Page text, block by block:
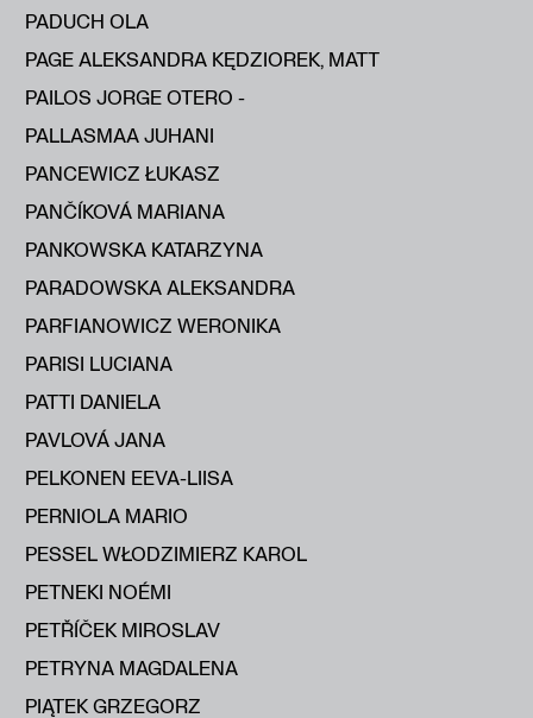
PADUCH OLA
PAGE ALEKSANDRA KĘDZIOREK, MATT
PAILOS JORGE OTERO -
PALLASMAA JUHANI
PANCEWICZ ŁUKASZ
PANČÍKOVÁ MARIANA
PANKOWSKA KATARZYNA
PARADOWSKA ALEKSANDRA
PARFIANOWICZ WERONIKA
PARISI LUCIANA
PATTI DANIELA
PAVLOVÁ JANA
PELKONEN EEVA-LIISA
PERNIOLA MARIO
PESSEL WŁODZIMIERZ KAROL
PETNEKI NOÉMI
PETŘÍČEK MIROSLAV
PETRYNA MAGDALENA
PIĄTEK GRZEGORZ